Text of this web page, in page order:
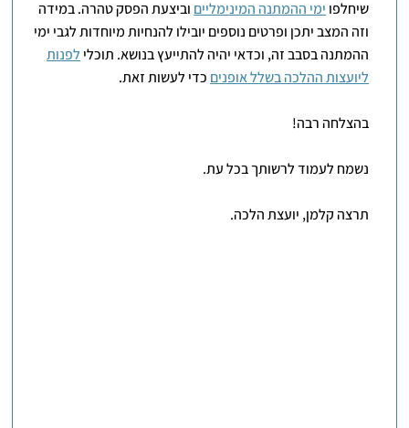
שיחלפו ימי ההמתנה המינימליים וביצעת הפסק טהרה. במידה
וזה המצב יתכן ופרטים נוספים יובילו להנחיות מיוחדות לגבי ימי
ההמתנה בסבב זה, וכדאי יהיה להתייעץ בנושא. תוכלי לפנות
ליועצות ההלכה בשלל אופנים כדי לעשות זאת.
בהצלחה רבה!
נשמח לעמוד לרשותך בכל עת.
תרצה קלמן, יועצת הלכה.